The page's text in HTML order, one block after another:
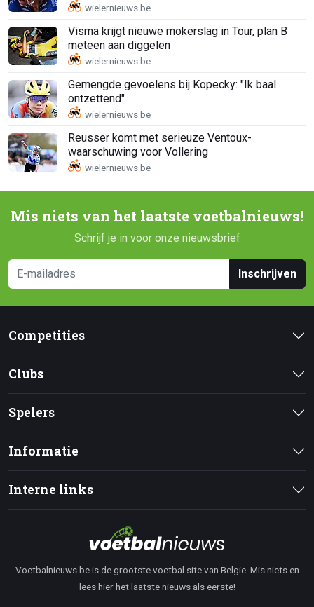
Visma krijgt nieuwe mokerslag in Tour, plan B
meteen aan diggelen
Gemengde gevoelens bij Kopecky: "Ik baal
ontzettend"
Reusser komt met serieuze Ventoux-
waarschuwing voor Vollering
Mis niets van het laatste voetbalnieuws!
Schrijf je in voor onze nieuwsbrief
Inschrijven
Competities
Clubs
Spelers
Informatie
Interne links
Voetbalnieuws.be is de grootste voetbal site van Belgie. Mis niets en
lees hier het laatste nieuws als eerste!